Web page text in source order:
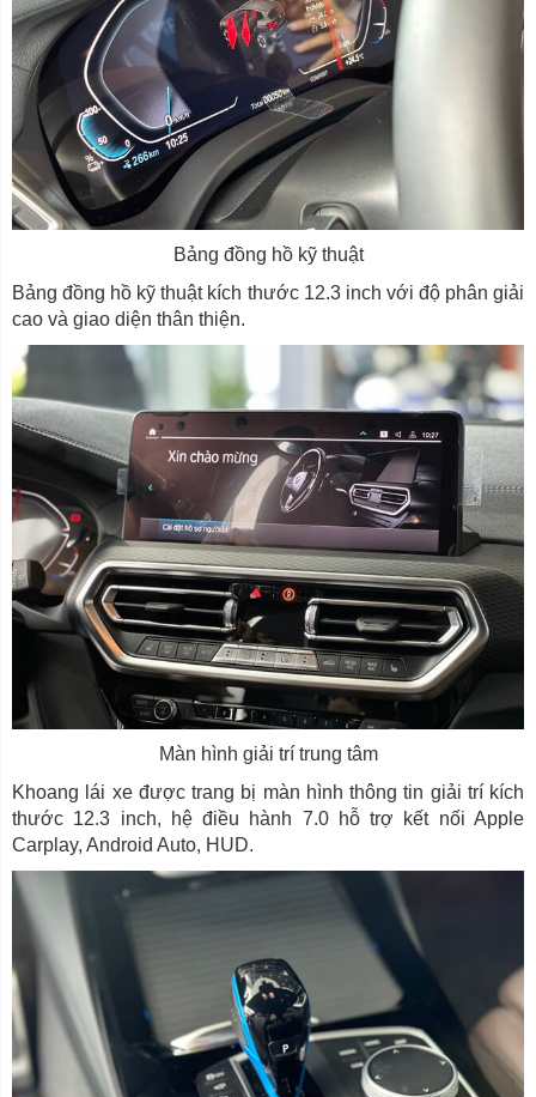
Bảng đồng hồ kỹ thuật
Bảng đồng hồ kỹ thuật kích thước 12.3 inch với độ phân giải
cao và giao diện thân thiện.
Màn hình giải trí trung tâm
Khoang lái xe được trang bị màn hình thông tin giải trí kích
thước 12.3 inch, hệ điều hành 7.0 hỗ trợ kết nối Apple
Carplay, Android Auto, HUD.